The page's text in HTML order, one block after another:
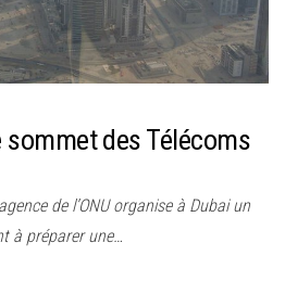
des Télécoms
de l’ONU organise à Dubai un
à préparer une…